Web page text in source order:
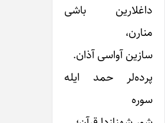
داغلارین باشی
منارن،
سازین آواسی آذان.
پرده‌لر حمد ایله
سوره